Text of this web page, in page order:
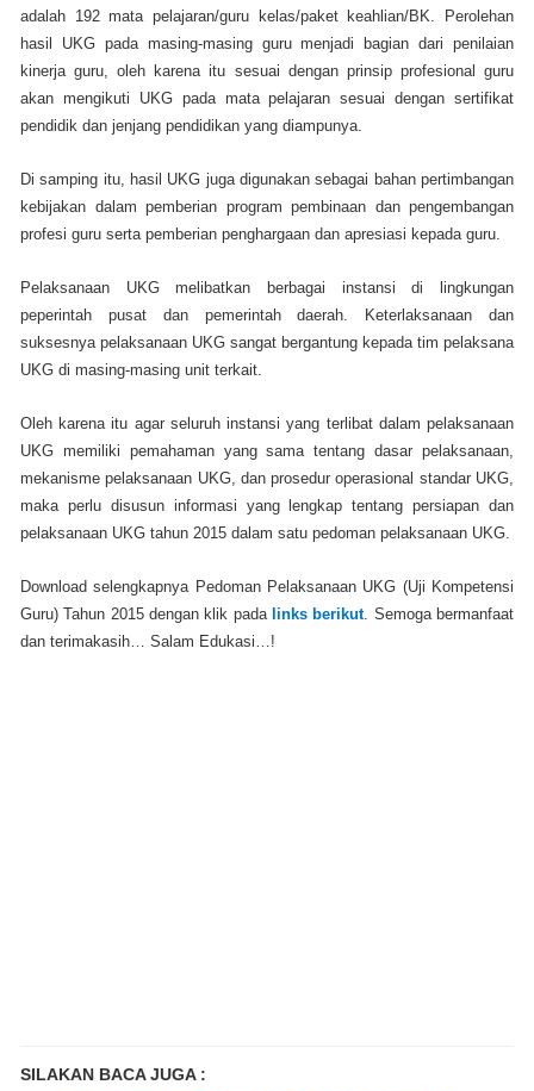
adalah 192 mata pelajaran/guru kelas/paket keahlian/BK. Perolehan
hasil UKG pada masing-masing guru menjadi bagian dari penilaian
kinerja guru, oleh karena itu sesuai dengan prinsip profesional guru
akan mengikuti UKG pada mata pelajaran sesuai dengan sertifikat
pendidik dan jenjang pendidikan yang diampunya.
Di samping itu, hasil UKG juga digunakan sebagai bahan pertimbangan
kebijakan dalam pemberian program pembinaan dan pengembangan
profesi guru serta pemberian penghargaan dan apresiasi kepada guru.
Pelaksanaan UKG melibatkan berbagai instansi di lingkungan
peperintah pusat dan pemerintah daerah. Keterlaksanaan dan
suksesnya pelaksanaan UKG sangat bergantung kepada tim pelaksana
UKG di masing-masing unit terkait.
Oleh karena itu agar seluruh instansi yang terlibat dalam pelaksanaan
UKG memiliki pemahaman yang sama tentang dasar pelaksanaan,
mekanisme pelaksanaan UKG, dan prosedur operasional standar UKG,
maka perlu disusun informasi yang lengkap tentang persiapan dan
pelaksanaan UKG tahun 2015 dalam satu pedoman pelaksanaan UKG.
Download selengkapnya Pedoman Pelaksanaan UKG (Uji Kompetensi
Guru) Tahun 2015 dengan klik pada links berikut. Semoga bermanfaat
dan terimakasih… Salam Edukasi…!
SILAKAN BACA JUGA :